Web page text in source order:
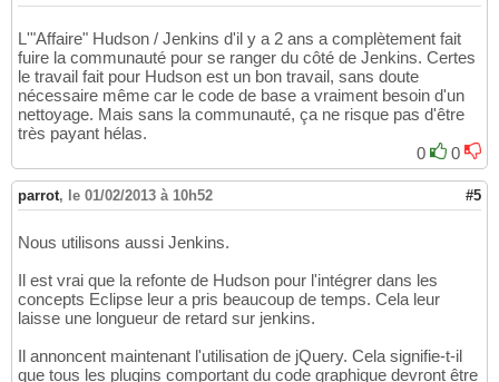
L'"Affaire" Hudson / Jenkins d'il y a 2 ans a complètement fait
fuire la communauté pour se ranger du côté de Jenkins. Certes
le travail fait pour Hudson est un bon travail, sans doute
nécessaire même car le code de base a vraiment besoin d'un
nettoyage. Mais sans la communauté, ça ne risque pas d'être
très payant hélas.
0
0
parrot, le 01/02/2013 à 10h52 #5
Nous utilisons aussi Jenkins.
Il est vrai que la refonte de Hudson pour l'intégrer dans les
concepts Eclipse leur a pris beaucoup de temps. Cela leur
laisse une longueur de retard sur jenkins.
Il annoncent maintenant l'utilisation de jQuery. Cela signifie-t-il
que tous les plugins comportant du code graphique devront être